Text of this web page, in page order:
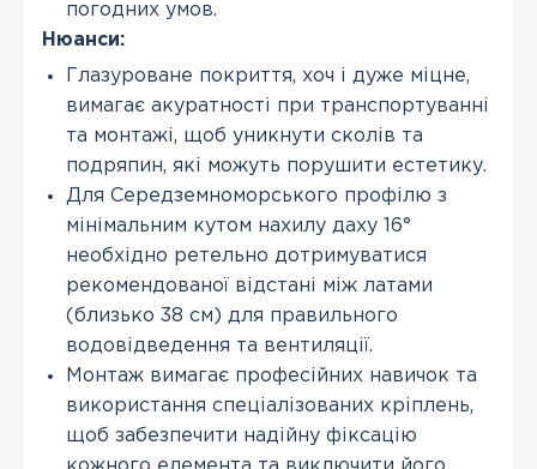
погодних умов.
Нюанси:
Глазуроване покриття, хоч і дуже міцне,
вимагає акуратності при транспортуванні
та монтажі, щоб уникнути сколів та
подряпин, які можуть порушити естетику.
Для Середземноморського профілю з
мінімальним кутом нахилу даху 16°
необхідно ретельно дотримуватися
рекомендованої відстані між латами
(близько 38 см) для правильного
водовідведення та вентиляції.
Монтаж вимагає професійних навичок та
використання спеціалізованих кріплень,
щоб забезпечити надійну фіксацію